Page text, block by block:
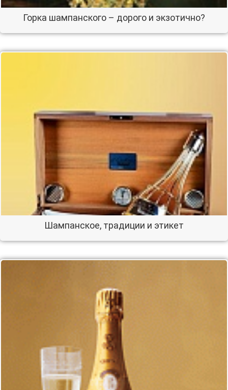
Горка шампанского – дорого и экзотично?
Шампанское, традиции и этикет